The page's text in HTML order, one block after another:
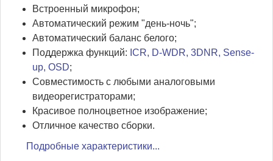
Встроенный микрофон;
Автоматический режим "день-ночь";
Автоматический баланс белого;
Поддержка функций: ICR, D-WDR, 3DNR, Sense-
up, OSD;
Совместимость с любыми аналоговыми
видеорегистраторами;
Красивое полноцветное изображение;
Отличное качество сборки.
Подробные характеристики...